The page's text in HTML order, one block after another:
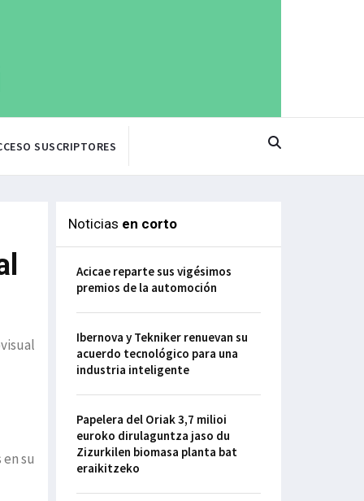
SUSCRIPTORES
su
Noticias en corto
Acicae reparte sus vigésimos
premios de la automoción
Ibernova y Tekniker renuevan su
acuerdo tecnológico para una
industria inteligente
Papelera del Oriak 3,7 milioi
euroko dirulaguntza jaso du
Zizurkilen biomasa planta bat
eraikitzeko